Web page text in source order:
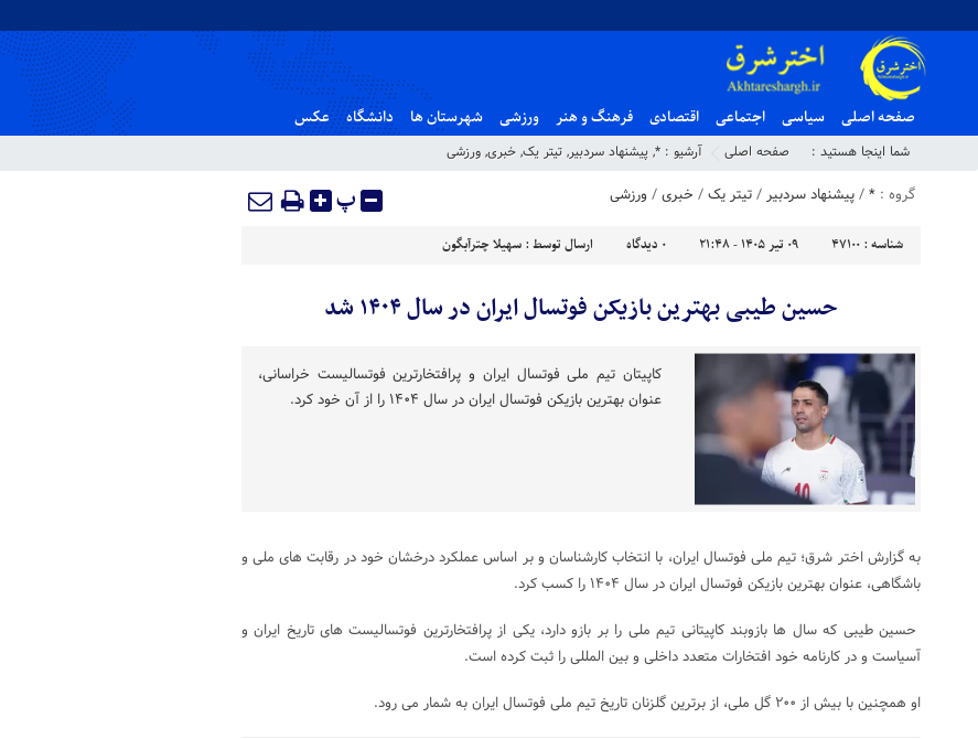
صفحه اصلی سیاسی اجتماعی اقتصادی فرهنگ و هنر ورزشی شهرستان ها دانشگاه عکس
شما اینجا هستید : صفحه اصلی آرشیو : *
, پیشنهاد سردبیر, تیتر یک, خبری, ورزشی
گروه : *
/پیشنهاد سردبیر/تیتر یک/ خبری/ ورزشی پ
شناسه : 47100 ۰۹ تیر ۱۴۰۵ - ۲۱:۴۸ ۰ دیدگاه ارسال توسط : سهیلا چترآبگون
حسین طیبی بهترین بازیکن فوتسال ایران در سال ۱۴۰۴ شد
کاپیتان تیم ملی فوتسال ایران و پرافتخارترین فوتسالیست خراسانی،
عنوان بهترین بازیکن فوتسال ایران در سال ۱۴۰۴ را از آن خود کرد.
به گزارش اختر شرق؛ تیم ملی فوتسال ایران، با انتخاب کارشناسان و بر اساس عملکرد درخشان خود در رقابت‌ های ملی و
باشگاهی، عنوان بهترین بازیکن فوتسال ایران در سال ۱۴۰۴ را کسب کرد.
حسین طیبی که سال‌ ها بازوبند کاپیتانی تیم ملی را بر بازو دارد، یکی از پرافتخارترین فوتسالیست‌ های تاریخ ایران و
آسیاست و در کارنامه خود افتخارات متعدد داخلی و بین‌ المللی را ثبت کرده است.
او همچنین با بیش از ۲۰۰ گل ملی، از برترین گلزنان تاریخ تیم ملی فوتسال ایران به شمار می‌ رود.